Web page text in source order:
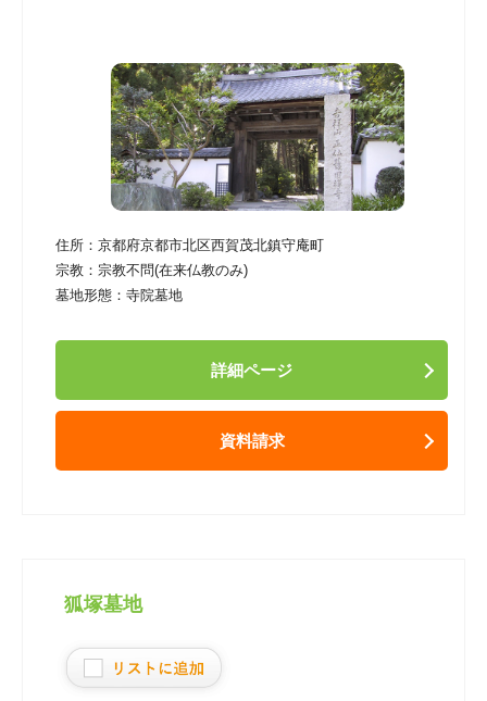
住所： 京都府京都市北区西賀茂北鎮守庵町
宗教： 宗教不問(在来仏教のみ)
墓地形態： 寺院墓地
詳細ページ
資料請求
狐塚墓地